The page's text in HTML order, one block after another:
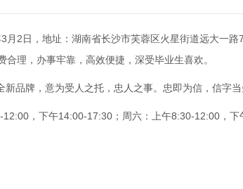
2日，地址：湖南省长沙市芙蓉区火星街道远大一路
理，办事牢靠，高效便捷，深受毕业生喜欢。
品牌，意为受人之托，忠人之事。忠即为信，信字
12:00，下午14:00-17:30；周六：上午8:30-12:00，下